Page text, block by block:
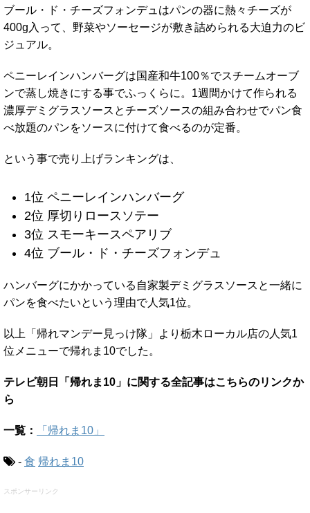
ブール・ド・チーズフォンデュはパンの器に熱々チーズが
400g入って、野菜やソーセージが敷き詰められる大迫力のビ
ジュアル。
ペニーレインハンバーグは国産和牛100％でスチームオーブ
ンで蒸し焼きにする事でふっくらに。1週間かけて作られる
濃厚デミグラスソースとチーズソースの組み合わせでパン食
べ放題のパンをソースに付けて食べるのが定番。
という事で売り上げランキングは、
1位 ペニーレインハンバーグ
2位 厚切りロースソテー
3位 スモーキースペアリブ
4位 ブール・ド・チーズフォンデュ
ハンバーグにかかっている自家製デミグラスソースと一緒に
パンを食べたいという理由で人気1位。
以上「帰れマンデー見っけ隊」より栃木ローカル店の人気1
位メニューで帰れま10でした。
テレビ朝日「帰れま10」に関する全記事はこちらのリンクか
ら
一覧： 「帰れま10」
- 食 帰れま10
スポンサーリンク